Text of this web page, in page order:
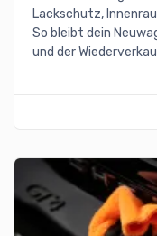
Lackschutz,
So bleibt dein
und der